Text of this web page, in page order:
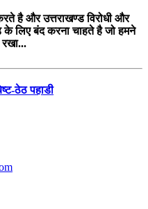
है और उत्तराखण्ड विरोधी और
के लिए बंद करना चाहते है जो हमने
रखा...
ठेठ पहाडी